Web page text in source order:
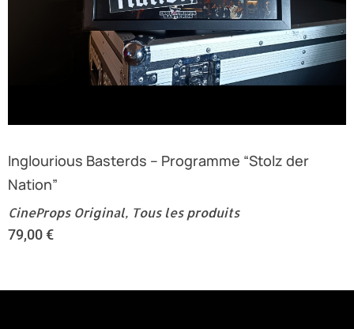
Inglourious Basterds – Programme “Stolz der
Nation”
CineProps Original, Tous les produits
79,00€